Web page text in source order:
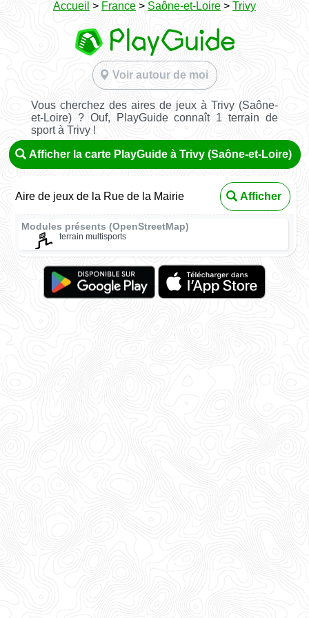
Accueil > France > Saône-et-Loire > Trivy
Voir autour de moi
Vous cherchez des aires de jeux à Trivy (Saône-
et-Loire) ? Ouf, PlayGuide connaît 1 terrain de
sport à Trivy !
Afficher la carte PlayGuide à Trivy (Saône-et-Loire)
Aire de jeux de la Rue de la Mairie Afficher
Modules présents (OpenStreetMap)
terrain multisports